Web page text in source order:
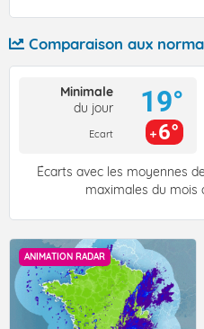
Comparaison aux
Minimale
du jour
Ecart
19°
6°
Écarts avec les moyennes
maximales du mois
ANIMATION RADAR